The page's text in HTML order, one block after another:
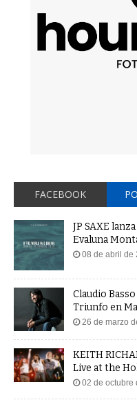
FACEBOOK
JP SAXE
Evaluna
08 de abril de
Claudio
Triunfo en
26 de marzo
KEITH
Live at the
02 de octubre